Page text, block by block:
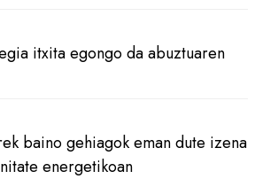
itxita egongo da abuztuaren
baino gehiagok eman dute izena
energetikoan